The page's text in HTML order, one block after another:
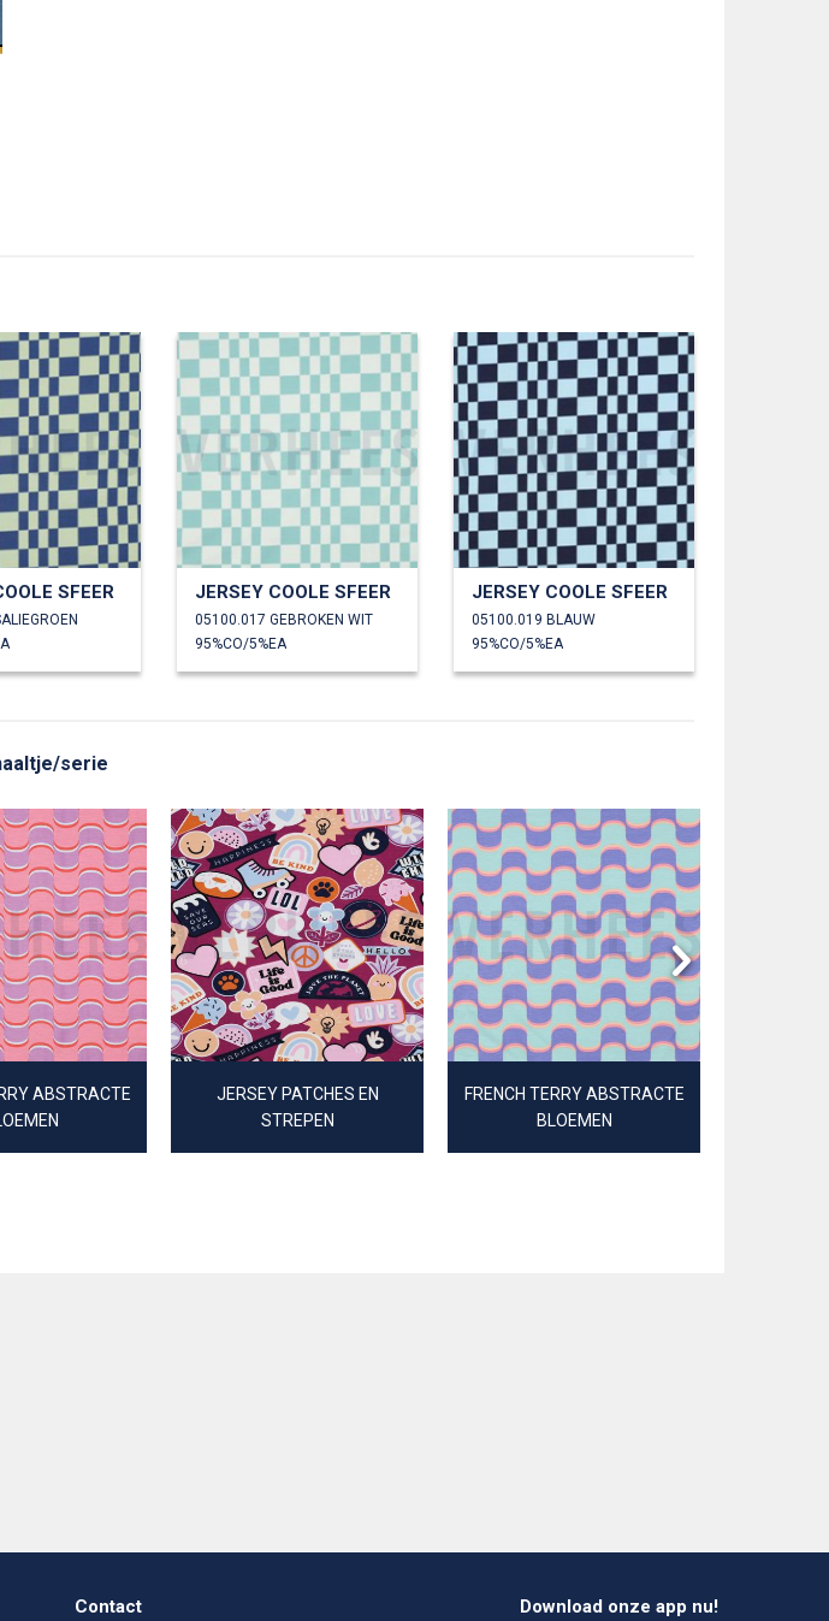
SFEER JERSEY COOLE SFEER
05100.017 GEBROKEN WIT
95%CO/5%EA
JERSEY COOLE SFEER
05100.019 BLAUW
95%CO/5%EA
serie
ABSTRACTE
JERSEY PATCHES EN
STREPEN
FRENCH TERRY ABSTRACTE
BLOEMEN
Contact Download onze app nu!